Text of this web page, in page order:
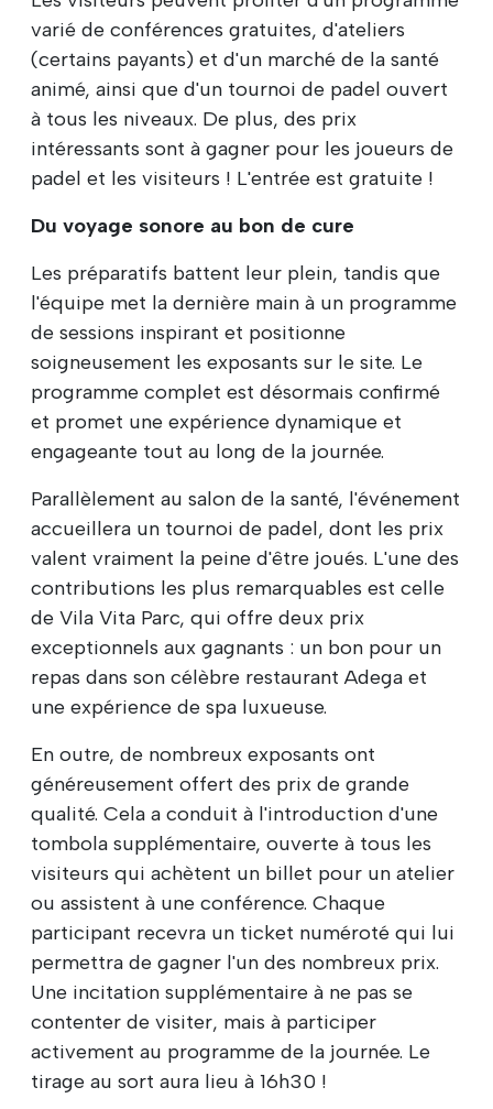
varié de conférences gratuites, d'ateliers
(certains payants) et d'un marché de la santé
animé, ainsi que d'un tournoi de padel ouvert
à tous les niveaux. De plus, des prix
intéressants sont à gagner pour les joueurs de
padel et les visiteurs ! L'entrée est gratuite !
Du voyage sonore au bon de cure
Les préparatifs battent leur plein, tandis que
l'équipe met la dernière main à un programme
de sessions inspirant et positionne
soigneusement les exposants sur le site. Le
programme complet est désormais confirmé
et promet une expérience dynamique et
engageante tout au long de la journée.
Parallèlement au salon de la santé, l'événement
accueillera un tournoi de padel, dont les prix
valent vraiment la peine d'être joués. L'une des
contributions les plus remarquables est celle
de Vila Vita Parc, qui offre deux prix
exceptionnels aux gagnants : un bon pour un
repas dans son célèbre restaurant Adega et
une expérience de spa luxueuse.
En outre, de nombreux exposants ont
généreusement offert des prix de grande
qualité. Cela a conduit à l'introduction d'une
tombola supplémentaire, ouverte à tous les
visiteurs qui achètent un billet pour un atelier
ou assistent à une conférence. Chaque
participant recevra un ticket numéroté qui lui
permettra de gagner l'un des nombreux prix.
Une incitation supplémentaire à ne pas se
contenter de visiter, mais à participer
activement au programme de la journée. Le
tirage au sort aura lieu à 16h30 !